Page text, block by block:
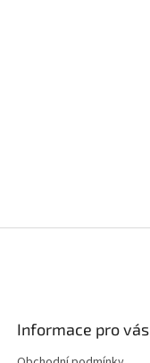
Informace pro vás